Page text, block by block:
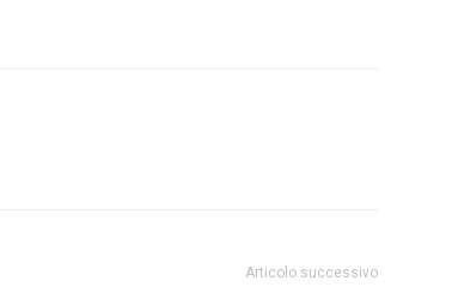
Articolo successivo